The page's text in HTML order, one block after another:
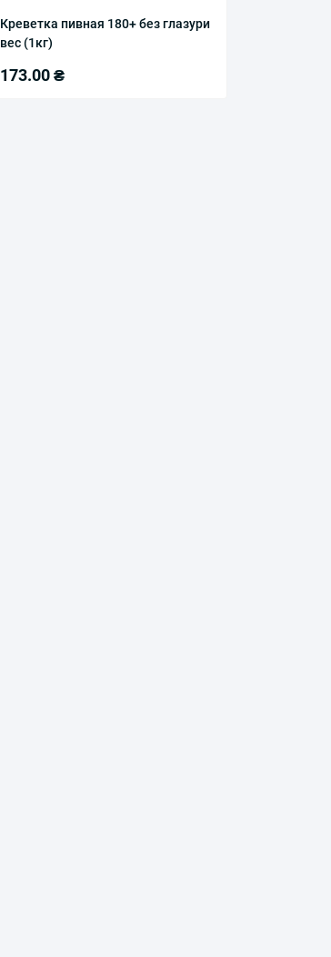
Креветка пивная 180+ без глазури
вес (1кг)
173.00 ₴